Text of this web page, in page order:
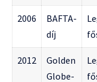
2006
BAFTA-
díj
2012
Golden
Globe-